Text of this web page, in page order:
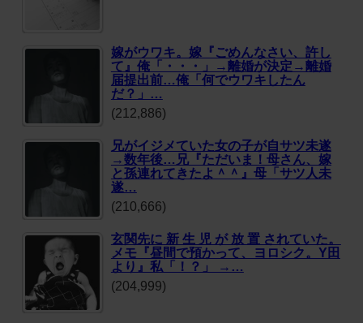
嫁がウワキ。嫁『ごめんなさい、許し
て』俺「・・・」→離婚が決定→離婚
届提出前…俺「何でウワキしたん
だ？」…
(212,886)
兄がイジメていた女の子が自サツ未遂
→数年後…兄『ただいま！母さん、嫁
と孫連れてきたよ＾＾』母「サツ人未
遂…
(210,666)
玄関先に 新 生 児 が 放 置 されていた。
メモ『昼間で預かって、ヨロシク。Y田
より』私「！？」 →…
(204,999)